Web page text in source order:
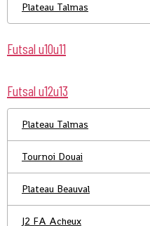
Plateau Talmas
Futsal u10u11
Futsal u12u13
Plateau Talmas
Tournoi Douai
Plateau Beauval
J2 FA Acheux